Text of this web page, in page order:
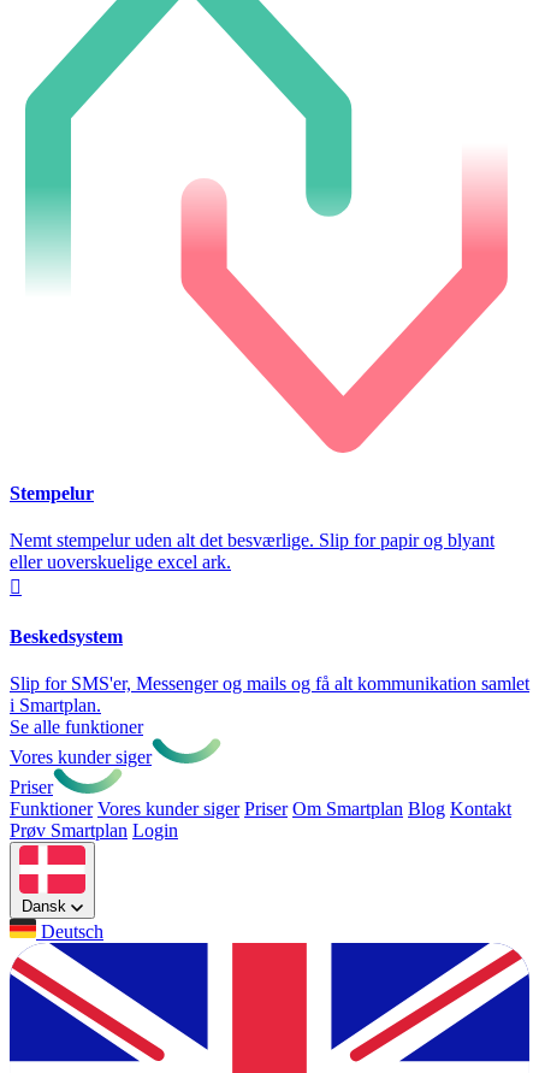
Stempelur
Nemt stempelur uden alt det besværlige. Slip for papir og blyant
eller uoverskuelige excel ark.

Beskedsystem
Slip for SMS'er, Messenger og mails og få alt kommunikation samlet
i Smartplan.
Se alle funktioner
Vores kunder siger
Priser
Funktioner Vores kunder siger Priser Om Smartplan Blog Kontakt
Prøv Smartplan Login
Dansk
Deutsch